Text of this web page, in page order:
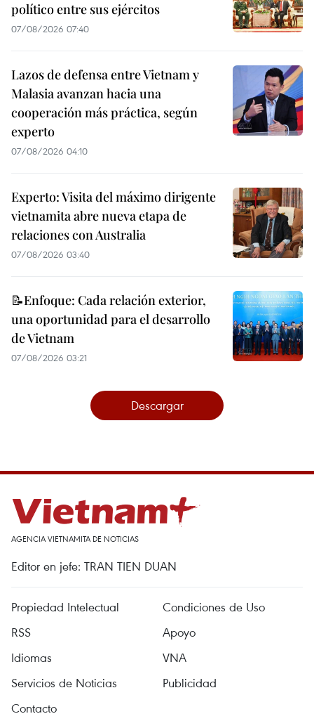
político entre sus ejércitos
07/08/2026 07:40
Lazos de defensa entre Vietnam y
Malasia avanzan hacia una
cooperación más práctica, según
experto
07/08/2026 04:10
Experto: Visita del máximo dirigente
vietnamita abre nueva etapa de
relaciones con Australia
07/08/2026 03:40
📝Enfoque: Cada relación exterior,
una oportunidad para el desarrollo
de Vietnam
07/08/2026 03:21
Descargar
AGENCIA VIETNAMITA DE NOTICIAS
Editor en jefe: TRAN TIEN DUAN
Propiedad Intelectual
Condiciones de Uso
RSS
Apoyo
Idiomas
VNA
Servicios de Noticias
Publicidad
Contacto